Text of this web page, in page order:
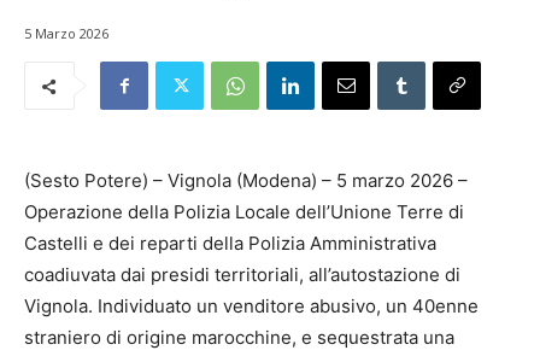
5 Marzo 2026
(Sesto Potere) – Vignola (Modena) – 5 marzo 2026 –
Operazione della Polizia Locale dell’Unione Terre di
Castelli e dei reparti della Polizia Amministrativa
coadiuvata dai presidi territoriali, all’autostazione di
Vignola. Individuato un venditore abusivo, un 40enne
straniero di origine marocchine, e sequestrata una